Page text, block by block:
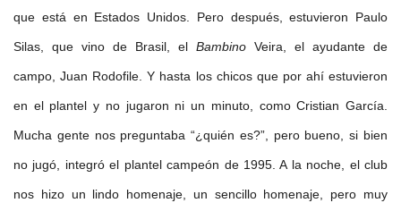
que está en Estados Unidos. Pero después, estuvieron Paulo
Silas, que vino de Brasil, el Bambino Veira, el ayudante de
campo, Juan Rodofile. Y hasta los chicos que por ahí estuvieron
en el plantel y no jugaron ni un minuto, como Cristian García.
Mucha gente nos preguntaba “¿quién es?”, pero bueno, si bien
no jugó, integró el plantel campeón de 1995. A la noche, el club
nos hizo un lindo homenaje, un sencillo homenaje, pero muy